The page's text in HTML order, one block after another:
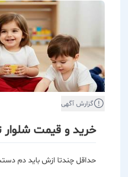
گزارش آگهی
خرید و قیمت شلوار
حداقل چند‌تا ازش باید دم